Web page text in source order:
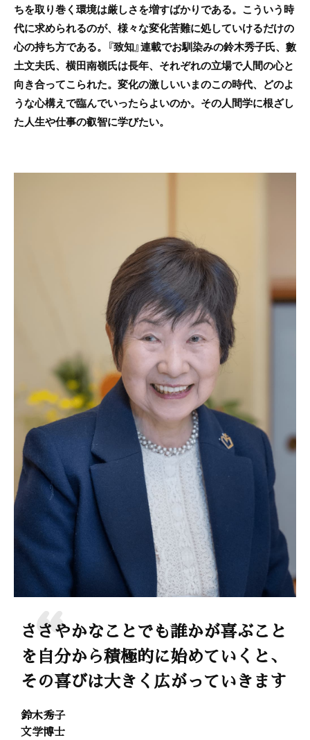
ちを取り巻く環境は厳しさを増すばかりである。こういう時
代に求められるのが、様々な変化苦難に処していけるだけの
心の持ち方である。『致知』連載でお馴染みの鈴木秀子氏、數
土文夫氏、横田南嶺氏は長年、それぞれの立場で人間の心と
向き合ってこられた。変化の激しいいまのこの時代、どのよ
うな心構えで臨んでいったらよいのか。その人間学に根ざし
た人生や仕事の叡智に学びたい。
ささやかなことでも誰かが喜ぶこと
を自分から積極的に始めていくと、
その喜びは大きく広がっていきます
鈴木秀子
文学博士